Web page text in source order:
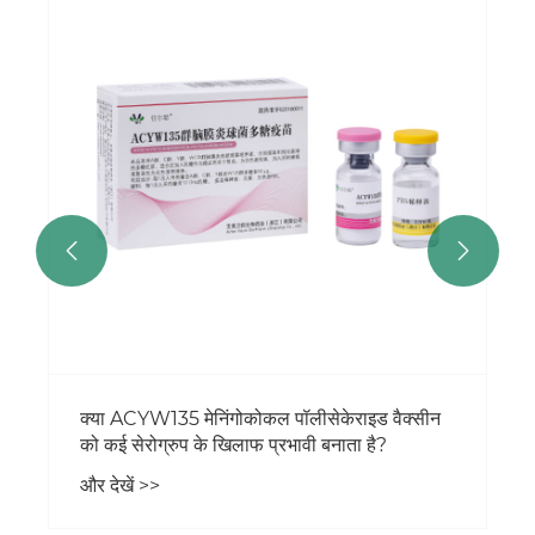
क्या ACYW135 मेनिंगोकोकल पॉलीसेकेराइड वैक्सीन
को कई सेरोग्रुप के खिलाफ प्रभावी बनाता है?
और देखें >>
 